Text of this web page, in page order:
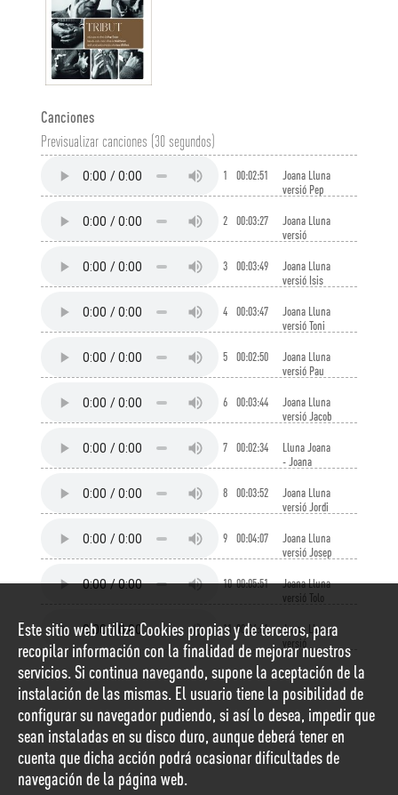
Canciones
Previsualizar canciones (30 segundos)
1 00:02:51
Joana Lluna
versió Pep
2
00:03:27
Joana Lluna
versió
3
00:03:49
Joana Lluna
versió Isis
4
00:03:47
Joana Lluna
versió Toni
5
00:02:50
Joana Lluna
versió Pau
6
00:03:44
Joana Lluna
versió Jacob
7
00:02:34
Lluna Joana
- Joana
Kard's
Piken
8 00:03:52
Joana Lluna
versió Jordi
9
00:04:07
Joana Lluna
versió Josep
10 00:05:51
Joana Lluna
versió Tolo
11 00:04:01
Joana Lluna
versió
Alfonso
Pérez
Este sitio web utiliza Cookies propias y de terceros, para
recopilar información con la finalidad de mejorar nuestros
servicios. Si continua navegando, supone la aceptación de la
instalación de las mismas. El usuario tiene la posibilidad de
configurar su navegador pudiendo, si así lo desea, impedir que
sean instaladas en su disco duro, aunque deberá tener en
cuenta que dicha acción podrá ocasionar dificultades de
navegación de la página web.